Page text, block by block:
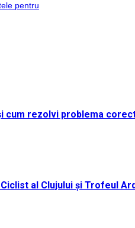
pentru
cum rezolvi problema
al Clujului și Trofeul